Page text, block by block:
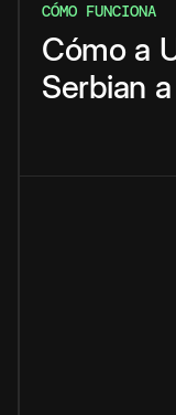
CÓMO FUNCIONA
Cómo a
Serbian a